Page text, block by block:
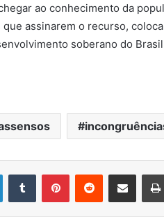
ao conhecimento da
assinarem o recurso,
soberano do